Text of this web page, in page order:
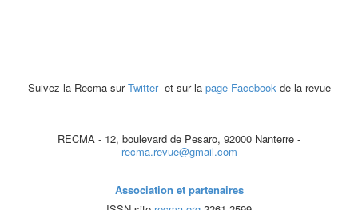
Suivez la Recma surTwitter et sur la page Facebook de la revue
RECMA - 12, boulevard de Pesaro, 92000 Nanterre -
recma.revue@gmail.com
Association et partenaires